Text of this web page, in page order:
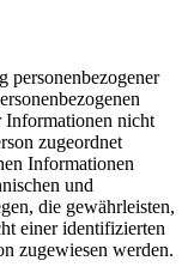
personenbezogener
Informationen nicht
zugeordnet
Informationen
und
die gewährleisten,
einer identifizierten
zugewiesen werden.